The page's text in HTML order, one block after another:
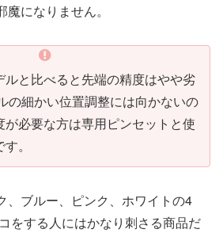
になりません。
ルと比べると先端の精度はやや劣
の細かい位置調整には向かないの
が必要な方は専用ピンセットと使
。
、ブルー、ピンク、ホワイトの4
をする人にはかなり刺さる商品だ